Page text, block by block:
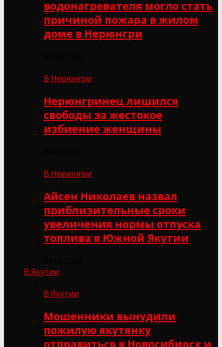
водонагревателя могло стать
причиной пожара в жилом
доме в Нерюнгри
В Нерюнгри
Нерюнгринец лишился
свободы за жестокое
избиение женщины
В Нерюнгри
Айсен Николаев назвал
приблизительные сроки
увеличения нормы отпуска
топлива в Южной Якутии
В Якутии
В Якутии
Мошенники вынудили
пожилую якутянку
отправиться в Новосибирск и